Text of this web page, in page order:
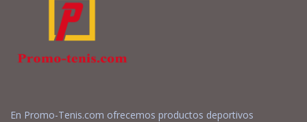
En Promo-Tenis.com ofrecemos productos deportivos